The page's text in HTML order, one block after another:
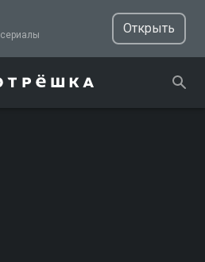
ТВ, фильмы и сериалы
Открыть